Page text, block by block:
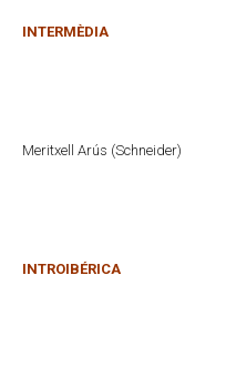
INTERMÈDIA
Meritxell Arús (Schneider)
INTROIBÉRICA